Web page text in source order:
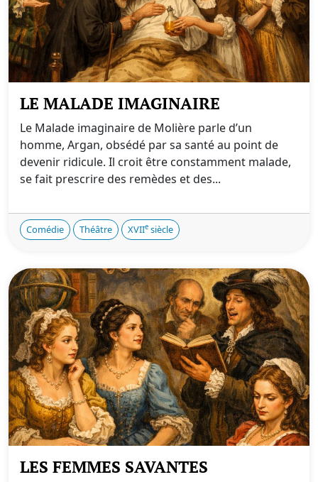
LE MALADE IMAGINAIRE
Le Malade imaginaire de Molière parle d’un
homme, Argan, obsédé par sa santé au point de
devenir ridicule. Il croit être constamment malade,
se fait prescrire des remèdes et des...
Comédie Théâtre XVIIe siècle
LES FEMMES SAVANTES